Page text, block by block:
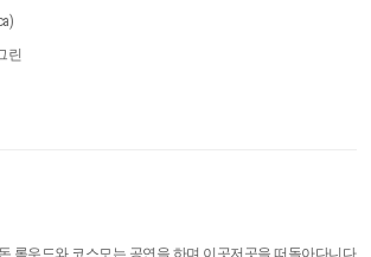
린
록우드와 코스모는 공연을 하며 이곳저곳을 떠돌아다니다